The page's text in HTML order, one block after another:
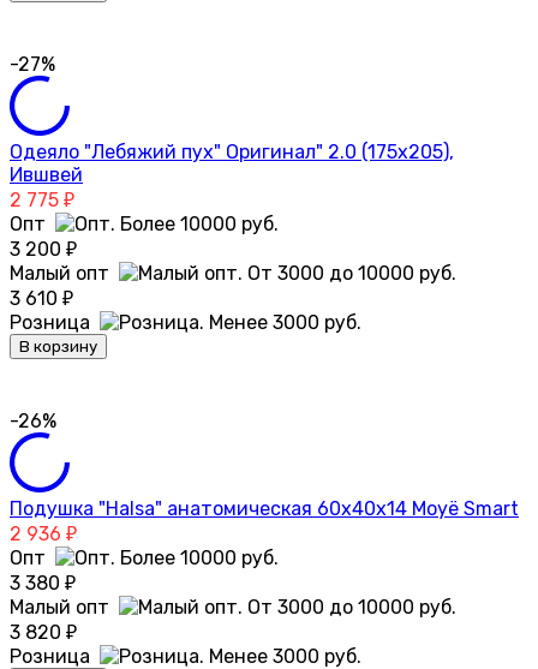
-27%
Одеяло "Лебяжий пух" Оригинал" 2.0 (175х205),
Ившвей
2 775 ₽
Опт
3 200 ₽
Малый опт
3 610 ₽
Розница
В корзину
-26%
Подушка "Halsa" анатомическая 60х40х14 Moyё Smart
2 936 ₽
Опт
3 380 ₽
Малый опт
3 820 ₽
Розница